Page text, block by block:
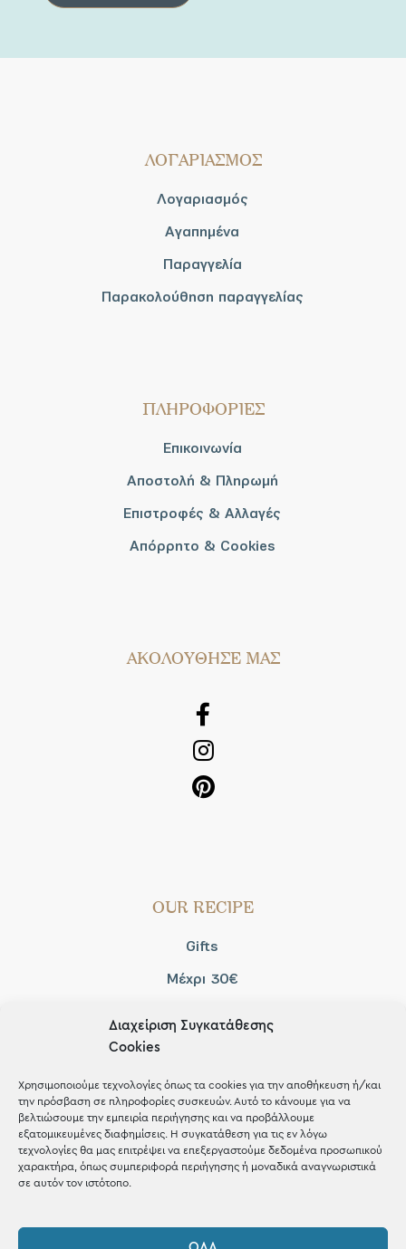
Διαχείριση Συγκατάθεσης
Cookies
Χρησιμοποιούμε τεχνολογίες όπως τα cookies για την αποθήκευση ή/και
την πρόσβαση σε πληροφορίες συσκευών. Αυτό το κάνουμε για να
βελτιώσουμε την εμπειρία περιήγησης και να προβάλλουμε
εξατομικευμένες διαφημίσεις. Η συγκατάθεση για τις εν λόγω
τεχνολογίες θα μας επιτρέψει να επεξεργαστούμε δεδομένα προσωπικού
χαρακτήρα, όπως συμπεριφορά περιήγησης ή μοναδικά αναγνωριστικά
σε αυτόν τον ιστότοπο.
ΛΟΓΑΡΙΑΣΜΟΣ
Λογαριασμός
Αγαπημένα
Παραγγελία
Παρακολούθηση παραγγελίας
ΠΛΗΡΟΦΟΡΙΕΣ
Επικοινωνία
Αποστολή & Πληρωμή
Επιστροφές & Αλλαγές
Απόρρητο & Cookies
AΚΟΛΟΥΘΗΣΕ ΜΑΣ
OUR RECIPE
Gifts
Μέχρι 30€
Shop the look
ΚΑΤΑΣΤΗΜΑ
2421 217300